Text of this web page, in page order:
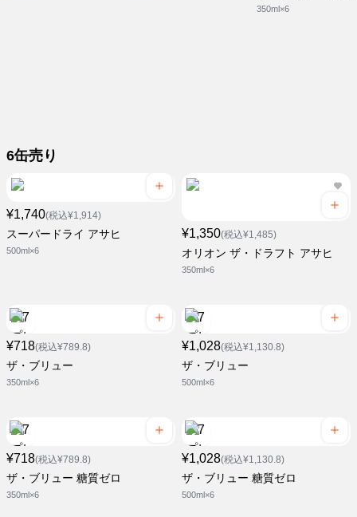
350ml×6
6缶売り
¥1,740(税込¥1,914)
スーパードライ アサヒ
500ml×6
¥1,350(税込¥1,485)
オリオン ザ・ドラフト アサヒ
350ml×6
¥718(税込¥789.8)
ザ・ブリュー
350ml×6
¥1,028(税込¥1,130.8)
ザ・ブリュー
500ml×6
¥718(税込¥789.8)
ザ・ブリュー 糖質ゼロ
350ml×6
¥1,028(税込¥1,130.8)
ザ・ブリュー 糖質ゼロ
500ml×6